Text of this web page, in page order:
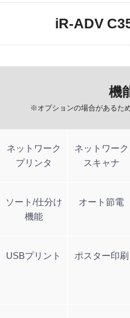
iR-ADV
機
※オプションの場合があるた
ネットワーク
プリンタ
ネットワーク
スキャナ
ソート/仕分け
機能
オート節電
USBプリント ポスター印刷